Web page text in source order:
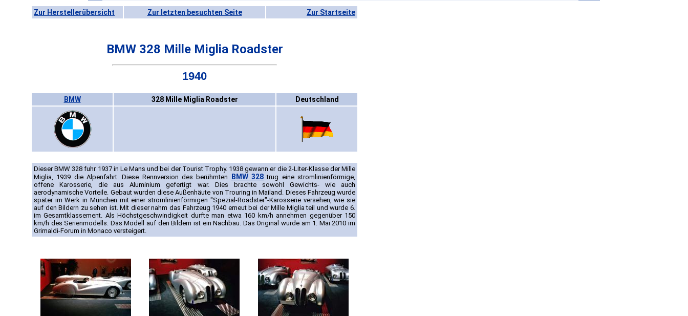
Zur Herstellerübersicht Zur letzten besuchten Seite Zur Startseite
BMW 328 Mille Miglia Roadster
1940
BMW 328 Mille Miglia Roadster Deutschland
Dieser BMW 328 fuhr 1937 in Le Mans und bei der Tourist Trophy. 1938 gewann er die 2-Liter-Klasse der Mille
Miglia, 1939 die Alpenfahrt. Diese Rennversion des berühmten
BMW 328 trug eine stromlinienförmige,
offene Karosserie, die aus Aluminium gefertigt war. Dies brachte sowohl Gewichts- wie auch
aerodynamische Vorteile. Gebaut wurden diese Außenhäute von Trouring in Mailand. Dieses Fahrzeug wurde
später im Werk in München mit einer stromlinienförmigen "Spezial-Roadster"-Karosserie versehen, wie sie
auf den Bildern zu sehen ist. Mit dieser nahm das Fahrzeug 1940 erneut bei der Mille Miglia teil und wurde 6.
im Gesamtklassement. Als Höchstgeschwindigkeit durfte man etwa 160 km/h annehmen gegenüber 150
km/h des Serienmodells. Das Modell auf den Bildern ist ein Nachbau. Das Original wurde am 1. Mai 2010 im
Grimaldi-Forum in Monaco versteigert.